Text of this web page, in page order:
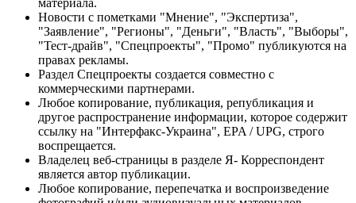
Новости с пометками "Мнение", "Экспертиза",
"Заявление", "Регионы", "Деньги", "Власть", "Выборы",
"Тест-драйв", "Спецпроекты", "Промо" публикуются на
правах рекламы.
Раздел Спецпроекты создается совместно с
коммерческими партнерами.
Любое копирование, публикация, републикация и
другое распространение информации, которое содержит
ссылку на "Интерфакс-Украина", EPA / UPG, строго
воспрещается.
Владелец веб-страницы в разделе Я- Корреспондент
является автор публикации.
Любое копирование, перепечатка и воспроизведение